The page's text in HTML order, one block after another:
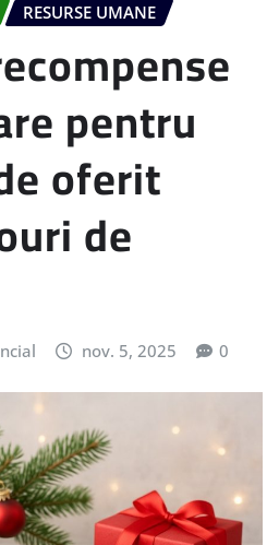
RESURSE UMANE
pentru
oferit
de
nov. 5, 2025 0